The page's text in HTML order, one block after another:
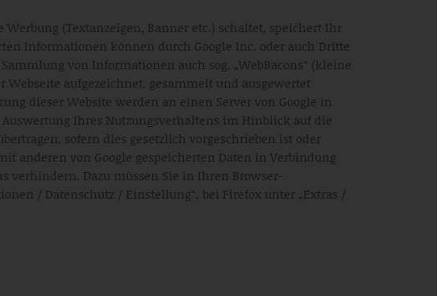
Werbung (Textanzeigen, Banner etc.) schaltet, speichert Ihr
Informationen können durch Google Inc. oder auch Dritte
von Informationen auch sog. „WebBacons“ (kleine
aufgezeichnet, gesammelt und ausgewertet
dieser Website werden an einen Server von Google in
Ihres Nutzungsverhaltens im Hinblick auf die
sofern dies gesetzlich vorgeschrieben ist oder
anderen von Google gespeicherten Daten in Verbindung
verhindern. Dazu müssen Sie in Ihren Browser-
/ Datenschutz / Einstellung“, bei Firefox unter „Extras /